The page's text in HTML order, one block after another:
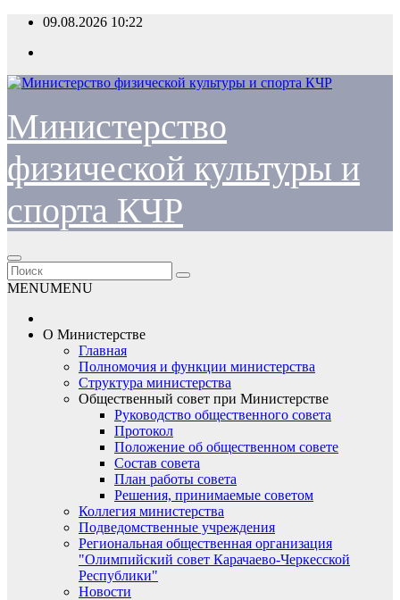
Перейти
содержимому
09.08.2026 10:22
Министерство
физической культуры и
спорта КЧР
MENUMENU
О Министерстве
Главная
Полномочия и функции министерства
Структура министерства
Общественный совет при Министерстве
Руководство общественного совета
Протокол
Положение об общественном совете
Состав совета
План работы совета
Решения, принимаемые советом
Коллегия министерства
Подведомственные учреждения
Региональная общественная организация
"Олимпийский совет Карачаево-Черкесской
Республики"
Новости